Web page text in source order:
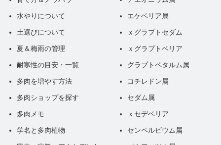
水やりについて
土選びについて
夏＆梅雨の管理
耐寒性の目安・一覧
多肉を増やす方法
多肉ショップを探す
多肉メモ
学名と多肉植物
エケベリア属
ｘグラプトセダム
ｘグラプトベリア
グラプトペタルム属
コチレドン属
セダム属
ｘセデベリア
センペルビウム属